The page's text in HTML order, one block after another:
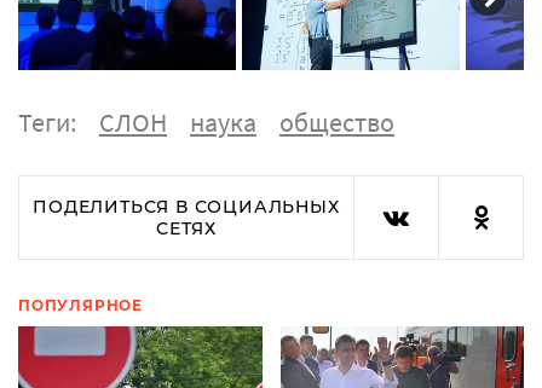
Теги: СЛОН наука общество
ПОДЕЛИТЬСЯ В СОЦИАЛЬНЫХ
СЕТЯХ
ПОПУЛЯРНОЕ